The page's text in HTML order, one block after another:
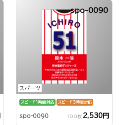
スポーツ
spo-0090
スピード1時間対応 スピード3時間対応
spo-0090 100枚 2,530円